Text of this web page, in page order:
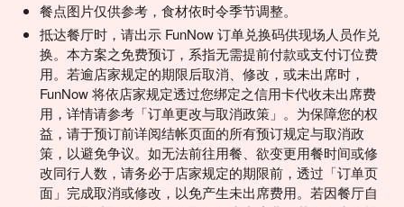
由行省下宝贵的旅游时间，轻松享受美食飨宴！
餐点图片仅供参考，食材依时令季节调整。
抵达餐厅时，请出示 FunNow 订单兑换码供现场人员作兑
换。本方案之免费预订，系指无需提前付款或支付订位费
用。若逾店家规定的期限后取消、修改，或未出席时，
FunNow 将依店家规定透过您绑定之信用卡代收未出席费
用，详情请参考「订单更改与取消政策」。为保障您的权
益，请于预订前详阅结帐页面的所有预订规定与取消政
策，以避免争议。如无法前往用餐、欲变更用餐时间或修
改同行人数，请务必于店家规定的期限前，透过「订单页
面」完成取消或修改，以免产生未出席费用。若因餐厅自